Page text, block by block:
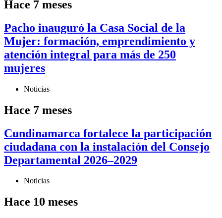
Hace 7 meses
Pacho inauguró la Casa Social de la
Mujer: formación, emprendimiento y
atención integral para más de 250
mujeres
Noticias
Hace 7 meses
Cundinamarca fortalece la participación
ciudadana con la instalación del Consejo
Departamental 2026–2029
Noticias
Hace 10 meses